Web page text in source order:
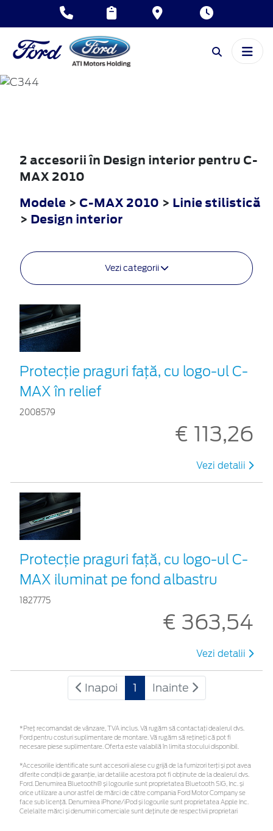
C-MAX
2 accesorii în Design interior pentru C-
MAX 2010
Modele > C-MAX 2010 > Linie stilistică
> Design interior
Vezi categorii
Protecţie praguri faţă, cu logo-ul C-
MAX în relief
2008579
€ 113,26
Vezi detalii
Protecţie praguri faţă, cu logo-ul C-
MAX iluminat pe fond albastru
1827775
€ 363,54
Vezi detalii
Inapoi 1 Inainte
*Preţ recomandat de vânzare, TVA inclus. Vă rugăm să contactaţi dealerul dvs.
Ford pentru costuri suplimentare de montare. Vă rugăm să rețineți că pot fi
necesare piese suplimentare. Oferta este valabilă în limita stocului disponibil.
*Accesoriile identificate sunt accesorii alese cu grijă de la furnizori terți și pot avea
diferite condiții de garanție, iar detaliile acestora pot fi obținute de la dealerul dvs.
Ford. Denumirea Bluetooth® și logourile sunt proprietatea Bluetooth SIG, Inc. și
orice utilizare a unor astfel de mărci de către compania Ford Motor Company se
face sub licență. Denumirea iPhone/iPod și logourile sunt proprietatea Apple Inc.
Celelalte mărci și denumiri comerciale sunt deținute de respectivii proprietari